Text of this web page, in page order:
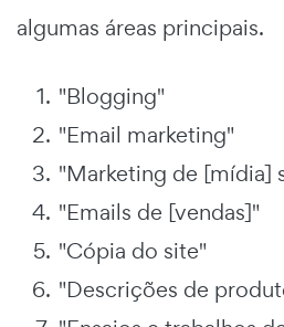
algumas áreas principais.
"Blogging"
"Email marketing"
"Marketing de [mídia]
"Emails de [vendas]"
"Cópia do site"
"Descrições de